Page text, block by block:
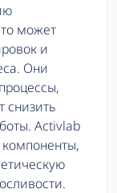
может
и
Они
снизить
Activlab